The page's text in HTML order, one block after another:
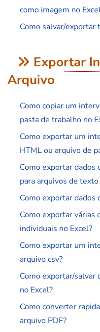
como imagem no
Como salvar/exportar
Exportar
Arquivo
Como copiar um
pasta de trabalho no
Como exportar um
HTML ou arquivo de
Como exportar dados
para arquivos de texto
Como exportar dados
Como exportar várias
individuais no Excel?
Como exportar um
arquivo csv?
Como exportar/salvar
no Excel?
Como converter
arquivo PDF?